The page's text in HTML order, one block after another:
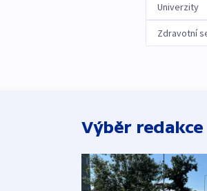
Univerzity
Zdravotní
Výběr redakce